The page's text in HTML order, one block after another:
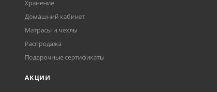
Хранение
Домашний кабинет
Матрасы и чехлы
Распродажа
Подарочные сертификаты
АКЦИИ